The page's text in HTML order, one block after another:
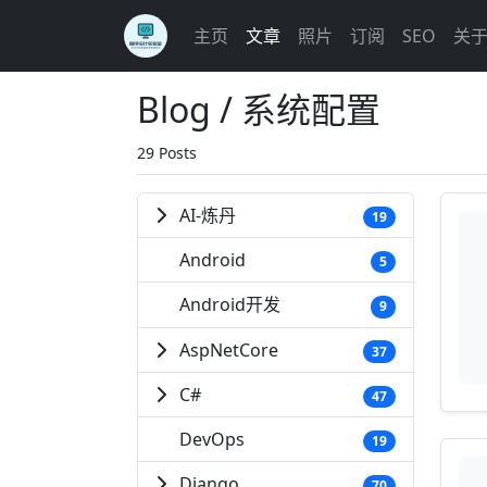
主页 文章 照片 订阅 SEO 关于
Blog / 系统配置
29 Posts
AI-炼丹 19
Android 5
Android开发 9
AspNetCore 37
C# 47
DevOps 19